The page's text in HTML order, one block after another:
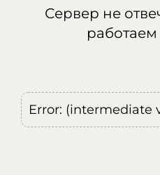
Сервер не